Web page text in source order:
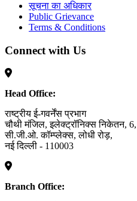
सूचना का अधिकार
Public Grievance
Terms & Conditions
Connect with Us
Head Office:
राष्ट्रीय ई-गवर्नेंस प्रभाग
चौथी मंजिल, इलेक्ट्रॉनिक्स निकेतन, 6,
सी.जी.ओ. कॉम्प्लेक्स, लोधी रोड़,
नई दिल्ली - 110003
Branch Office: